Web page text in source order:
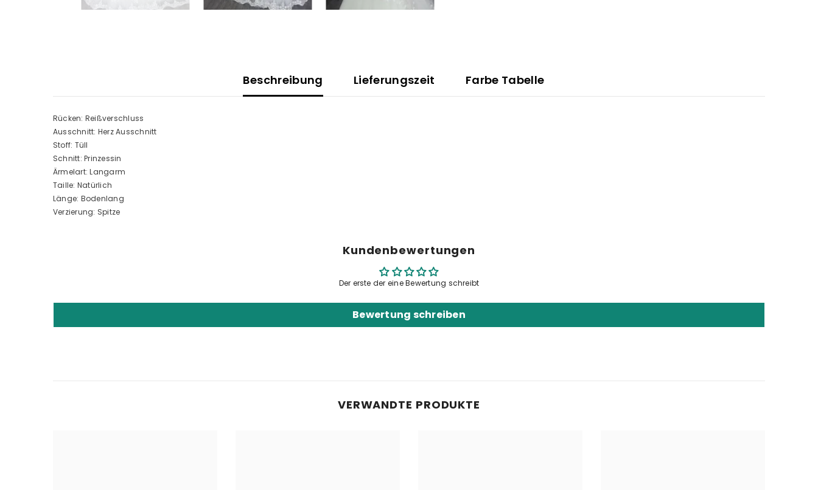
Share
Beschreibung Lieferungszeit Farbe Tabelle
Rücken: Reißverschluss
Ausschnitt: Herz Ausschnitt
Stoff: Tüll
Schnitt: Prinzessin
Ärmelart: Langarm
Taille: Natürlich
Länge: Bodenlang
Verzierung: Spitze
Kundenbewertungen
Der erste der eine Bewertung schreibt
Bewertung schreiben
VERWANDTE PRODUKTE